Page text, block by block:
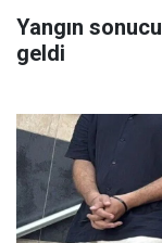
Yangın
geldi